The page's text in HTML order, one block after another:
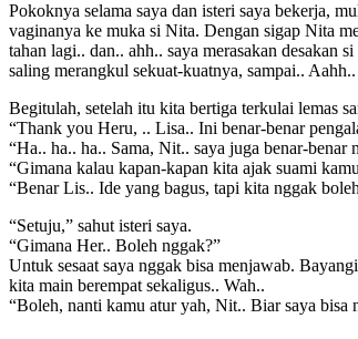
Pokoknya selama saya dan isteri saya bekerja,
vaginanya ke muka si Nita. Dengan sigap Nita
tahan lagi.. dan.. ahh.. saya merasakan desakan
saling merangkul sekuat-kuatnya, sampai.. Aahh..
Begitulah, setelah itu kita bertiga terkulai lemas
“Thank you Heru, .. Lisa.. Ini benar-benar
“Ha.. ha.. ha.. Sama, Nit.. saya juga benar-
“Gimana kalau kapan-kapan kita ajak suami
“Benar Lis.. Ide yang bagus, tapi kita nggak
“Setuju,” sahut isteri saya.
“Gimana Her.. Boleh nggak?”
Untuk sesaat saya nggak bisa menjawab.
kita main berempat sekaligus.. Wah..
“Boleh, nanti kamu atur yah, Nit.. Biar saya bisa